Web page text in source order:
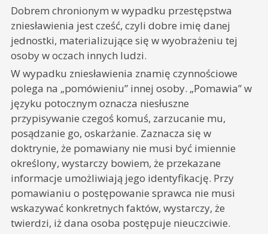
Dobrem chronionym w wypadku przestępstwa
zniesławienia jest cześć, czyli dobre imię danej
jednostki, materializujące się w wyobrażeniu tej
osoby w oczach innych ludzi.
W wypadku zniesławienia znamię czynnościowe
polega na „pomówieniu” innej osoby. „Pomawia” w
języku potocznym oznacza niesłuszne
przypisywanie czegoś komuś, zarzucanie mu,
posądzanie go, oskarżanie. Zaznacza się w
doktrynie, że pomawiany nie musi być imiennie
określony, wystarczy bowiem, że przekazane
informacje umożliwiają jego identyfikację. Przy
pomawianiu o postępowanie sprawca nie musi
wskazywać konkretnych faktów, wystarczy, że
twierdzi, iż dana osoba postępuje nieuczciwie.